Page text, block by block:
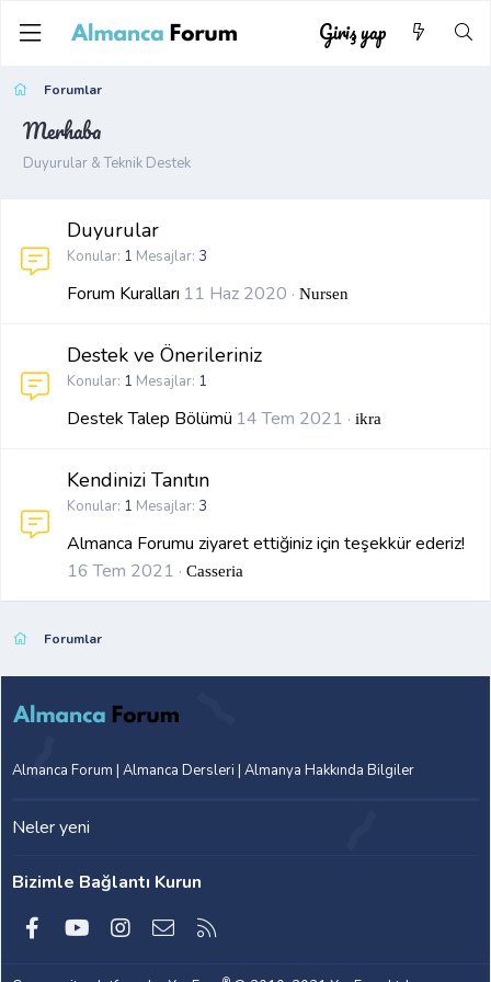
Giriş yap
Forumlar
Merhaba
Duyurular & Teknik Destek
Duyurular
Konular 1 Mesajlar 3
Forum Kuralları 11 Haz 2020 Nursen
Destek ve Önerileriniz
Konular 1 Mesajlar 1
Destek Talep Bölümü 14 Tem 2021 ikra
Kendinizi Tanıtın
Konular 1 Mesajlar 3
Almanca Forumu ziyaret ettiğiniz için teşekkür ederiz!
16 Tem 2021
Casseria
Forumlar
Almanca Forum | Almanca Dersleri | Almanya Hakkında Bilgiler
Neler yeni
Bizimle Bağlantı Kurun
FacebookyoutubeInstagramBize ulaşın